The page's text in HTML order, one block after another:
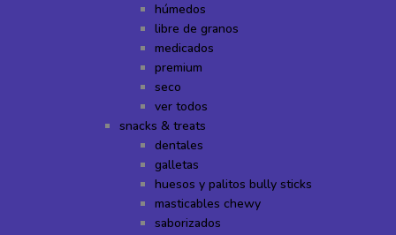
húmedos
libre de granos
medicados
premium
seco
ver todos
snacks & treats
dentales
galletas
huesos y palitos bully sticks
masticables chewy
saborizados